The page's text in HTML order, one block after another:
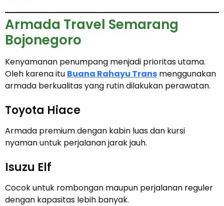
Armada Travel Semarang
Bojonegoro
Kenyamanan penumpang menjadi prioritas utama.
Oleh karena itu Buana Rahayu Trans menggunakan
armada berkualitas yang rutin dilakukan perawatan.
Toyota Hiace
Armada premium dengan kabin luas dan kursi
nyaman untuk perjalanan jarak jauh.
Isuzu Elf
Cocok untuk rombongan maupun perjalanan reguler
dengan kapasitas lebih banyak.